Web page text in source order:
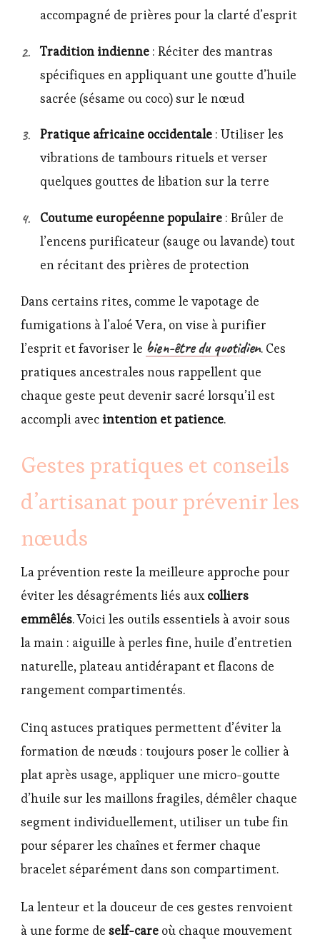
accompagné de prières pour la clarté d’esprit
Tradition indienne: Réciter des mantras
spécifiques en appliquant une goutte d’huile
sacrée (sésame ou coco) sur le nœud
Pratique africaine occidentale: Utiliser les
vibrations de tambours rituels et verser
quelques gouttes de libation sur la terre
Coutume européenne populaire: Brûler de
l’encens purificateur (sauge ou lavande) tout
en récitant des prières de protection
Dans certains rites, comme le vapotage de
fumigations à l’aloé Vera, on vise à purifier
l’esprit et favoriser le bien-être du quotidien. Ces
pratiques ancestrales nous rappellent que
chaque geste peut devenir sacré lorsqu’il est
accompli avec intention et patience.
Gestes pratiques et conseils
d’artisanat pour prévenir les
nœuds
La prévention reste la meilleure approche pour
éviter les désagréments liés auxcolliers
emmêlés. Voici les outils essentiels à avoir sous
la main : aiguille à perles fine, huile d’entretien
naturelle, plateau antidérapant et flacons de
rangement compartimentés.
Cinq astuces pratiques permettent d’éviter la
formation de nœuds : toujours poser le collier à
plat après usage, appliquer une micro-goutte
d’huile sur les maillons fragiles, démêler chaque
segment individuellement, utiliser un tube fin
pour séparer les chaînes et fermer chaque
bracelet séparément dans son compartiment.
La lenteur et la douceur de ces gestes renvoient
à une forme de self-care où chaque mouvement